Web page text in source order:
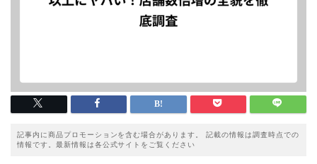
記事内に商品プロモーションを含む場合があります。 記載の情報は調査時点での
情報です。最新情報は各公式サイトをご覧ください